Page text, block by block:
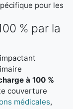
pour les
% par la
à 100 %
couverture
médicales,